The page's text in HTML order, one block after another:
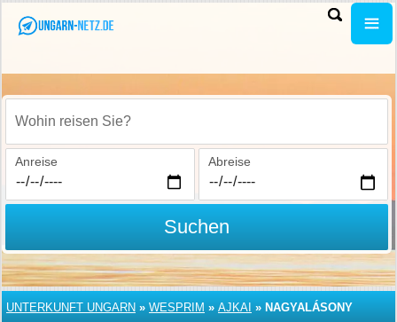
Wohin reisen Sie?
Anreise Abreise
Suchen
UNTERKUNFT UNGARN » WESPRIM » AJKAI » NAGYALÁSONY